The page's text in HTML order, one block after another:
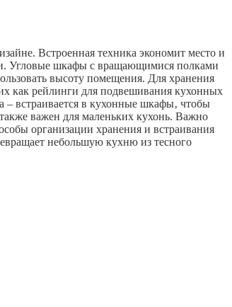
Встроенная техника экономит место и
Угловые шкафы с вращающимися полками
высоту помещения. Для хранения
как рейлинги для подвешивания кухонных
– встраивается в кухонные шкафы‚ чтобы
важен для маленьких кухонь. Важно
организации хранения и встраивания
небольшую кухню из тесного